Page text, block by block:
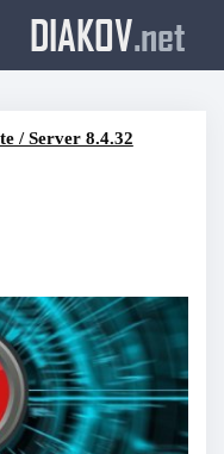
DIAKOV.net
/ Server 8.4.32